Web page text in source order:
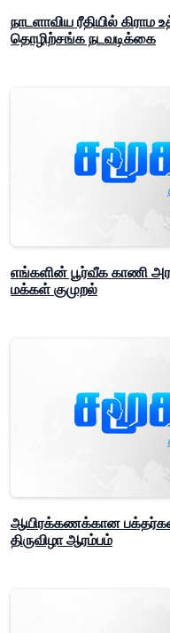
நாடளாவிய ரீதியில்
தொழிற்சங்க நடவடிக்கை
எங்களின் பூர்வீக காணி
மக்கள் குமுறல்
ஆயிரக்கணக்கான பக்தர்கள்
திருவிழா ஆரம்பம்